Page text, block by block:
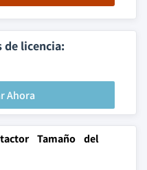
de licencia:
Ahora
Tamaño del